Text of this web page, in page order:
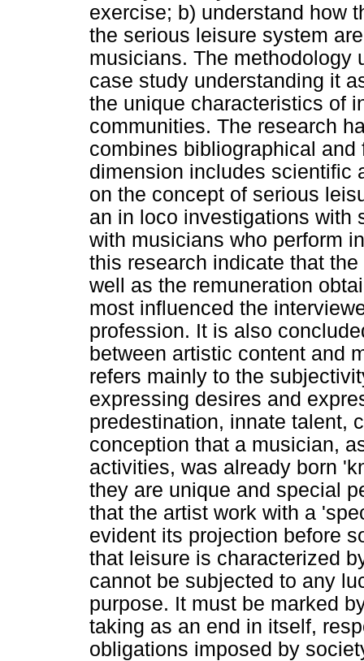
exercise; b) understand how
the serious leisure system
musicians. The methodology
case study understanding it
the unique characteristics of
communities. The research
combines bibliographical
dimension includes scientific
on the concept of serious
an in loco investigations with
with musicians who perform
this research indicate that
well as the remuneration
most influenced the
profession. It is also
between artistic content and
refers mainly to the
expressing desires and
predestination, innate talent,
conception that a musician,
activities, was already born
they are unique and special
that the artist work with a
evident its projection before
that leisure is characterized
cannot be subjected to any
purpose. It must be marked
taking as an end in itself,
obligations imposed by